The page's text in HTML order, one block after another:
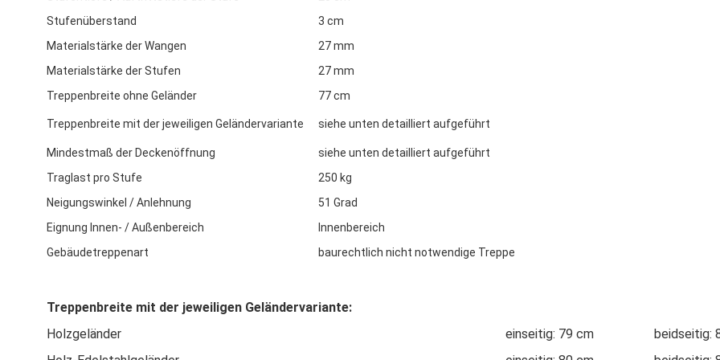
Stufenüberstand
3 cm
Materialstärke der Wangen
27 mm
Materialstärke der Stufen
27 mm
Treppenbreite ohne Geländer
77 cm
Treppenbreite mit der jeweiligen Geländervariante siehe unten detailliert aufgeführt
Mindestmaß der Deckenöffnung
siehe unten detailliert aufgeführt
Traglast pro Stufe
250 kg
Neigungswinkel / Anlehnung
51 Grad
Eignung Innen- / Außenbereich
Innenbereich
Gebäudetreppenart
baurechtlich nicht notwendige Treppe
Treppenbreite mit der jeweiligen Geländervariante:
Holzgeländer
einseitig: 79 cm
beidseitig: